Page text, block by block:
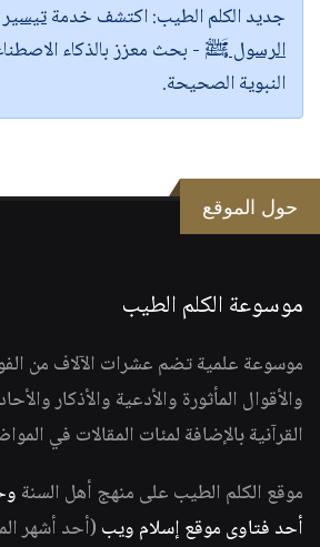
جديد الكلم الطيب:اكتشف خدمة
الرسول ﷺ - بحث معزز بالذكاء
النبوية الصحيحة.
حول الموقع
موسوعة الكلم الطيب
موسوعة علمية تضم عشرات الآلاف من
والأقوال المأثورة والأدعية والأذكار
القرآنية بالإضافة لمئات المقالات في
موقع الكلم الطيب على منهج أهل السنة
أحد فتاوى موقع إسلام ويب (أحد أشهر